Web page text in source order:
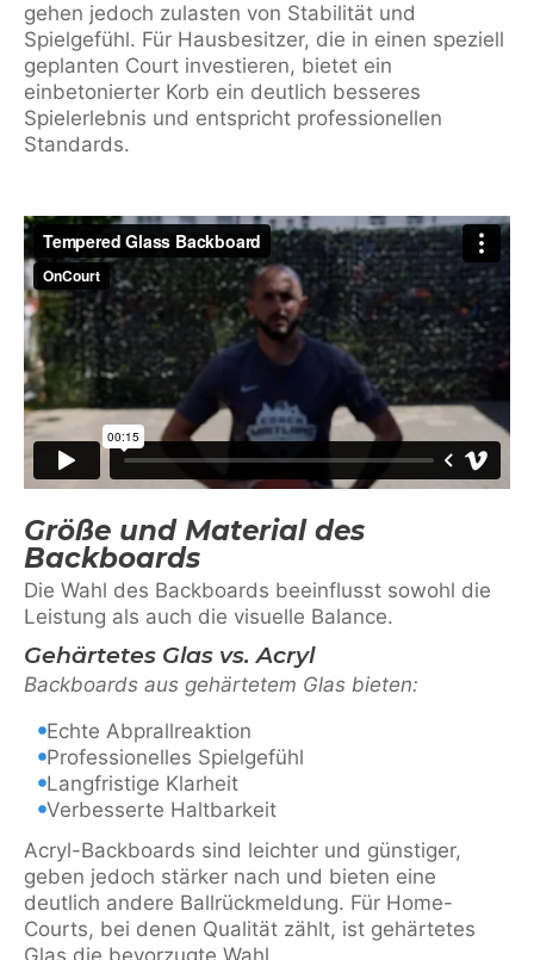
gehen jedoch zulasten von Stabilität und
Spielgefühl. Für Hausbesitzer, die in einen speziell
geplanten Court investieren, bietet ein
einbetonierter Korb ein deutlich besseres
Spielerlebnis und entspricht professionellen
Standards.
Größe und Material des
Backboards
Die Wahl des Backboards beeinflusst sowohl die
Leistung als auch die visuelle Balance.
Gehärtetes Glas vs. Acryl
Backboards aus gehärtetem Glas bieten:
Echte Abprallreaktion
Professionelles Spielgefühl
Langfristige Klarheit
Verbesserte Haltbarkeit
Acryl-Backboards sind leichter und günstiger,
geben jedoch stärker nach und bieten eine
deutlich andere Ballrückmeldung. Für Home-
Courts, bei denen Qualität zählt, ist gehärtetes
Glas die bevorzugte Wahl.